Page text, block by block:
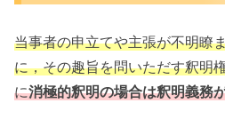
当事者の申立てや主張が不明瞭
に，その趣旨を問いただす釈明
に消極的釈明の場合は釈明義務